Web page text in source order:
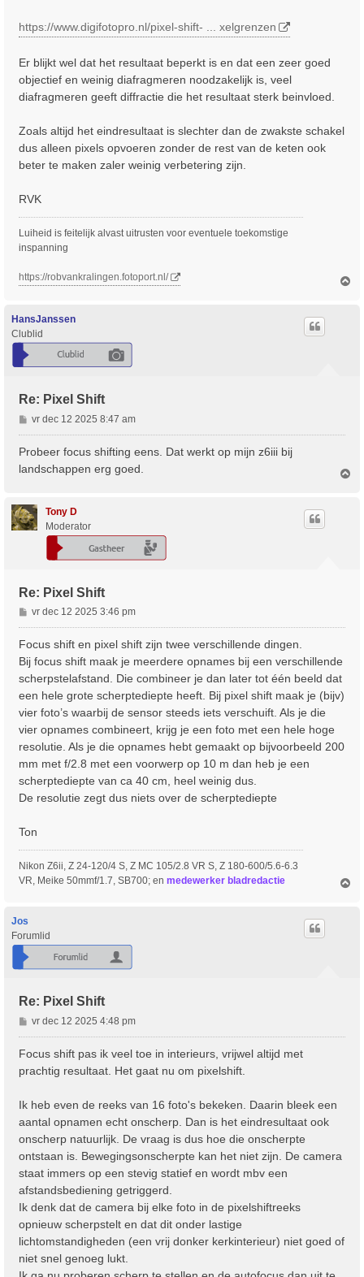
https://www.digifotopro.nl/pixel-shift- ... xelgrenzen
Er blijkt wel dat het resultaat beperkt is en dat een zeer goed
objectief en weinig diafragmeren noodzakelijk is, veel
diafragmeren geeft diffractie die het resultaat sterk beinvloed.
Zoals altijd het eindresultaat is slechter dan de zwakste schakel
dus alleen pixels opvoeren zonder de rest van de keten ook
beter te maken zaler weinig verbetering zijn.
RVK
Luiheid is feitelijk alvast uitrusten voor eventuele toekomstige
inspanning
https://robvankralingen.fotoport.nl/
HansJanssen
Clublid
Re: Pixel Shift
B
e
c
t
vr dec 12 2025 8:47 am
Probeer focus shifting eens. Dat werkt op mijn z6iii bij
landschappen erg goed.
Tony D
Moderator
Re: Pixel Shift
B
e
r
i
c
h
t
vr dec 12 2025 3:46 pm
Focus shift en pixel shift zijn twee verschillende dingen.
Bij focus shift maak je meerdere opnames bij een verschillende
scherpstelafstand. Die combineer je dan later tot één beeld dat
een hele grote scherptediepte heeft. Bij pixel shift maak je (bijv)
vier foto’s waarbij de sensor steeds iets verschuift. Als je die
vier opnames combineert, krijg je een foto met een hele hoge
resolutie. Als je die opnames hebt gemaakt op bijvoorbeeld 200
mm met f/2.8 met een voorwerp op 10 m dan heb je een
scherptediepte van ca 40 cm, heel weinig dus.
De resolutie zegt dus niets over de scherptediepte
Ton
Nikon Z6ii, Z 24-120/4 S, Z MC 105/2.8 VR S, Z 180-600/5.6-6.3
VR, Meike 50mmf/1.7, SB700; en medewerker bladredactie
Jos
Forumlid
Re: Pixel Shift
B
e
r
vr dec 12 2025 4:48 pm
Focus shift pas ik veel toe in interieurs, vrijwel altijd met
prachtig resultaat. Het gaat nu om pixelshift.
Ik heb even de reeks van 16 foto's bekeken. Daarin bleek een
aantal opnamen echt onscherp. Dan is het eindresultaat ook
onscherp natuurlijk. De vraag is dus hoe die onscherpte
ontstaan is. Bewegingsonscherpte kan het niet zijn. De camera
staat immers op een stevig statief en wordt mbv een
afstandsbediening getriggerd.
Ik denk dat de camera bij elke foto in de pixelshiftreeks
opnieuw scherpstelt en dat dit onder lastige
lichtomstandigheden (een vrij donker kerkinterieur) niet goed of
niet snel genoeg lukt.